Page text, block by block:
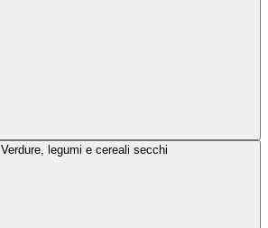
Verdure, legumi e cereali secchi